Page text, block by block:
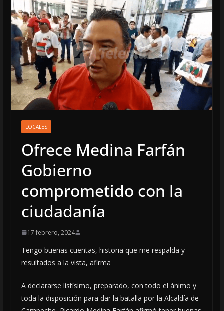
LOCALES
Ofrece Medina Farfán
Gobierno
comprometido con la
ciudadanía
17 febrero, 2024
Tengo buenas cuentas, historia que me respalda y
resultados a la vista, afirma
A declararse listísimo, preparado, con todo el ánimo y
toda la disposición para dar la batalla por la Alcaldía de